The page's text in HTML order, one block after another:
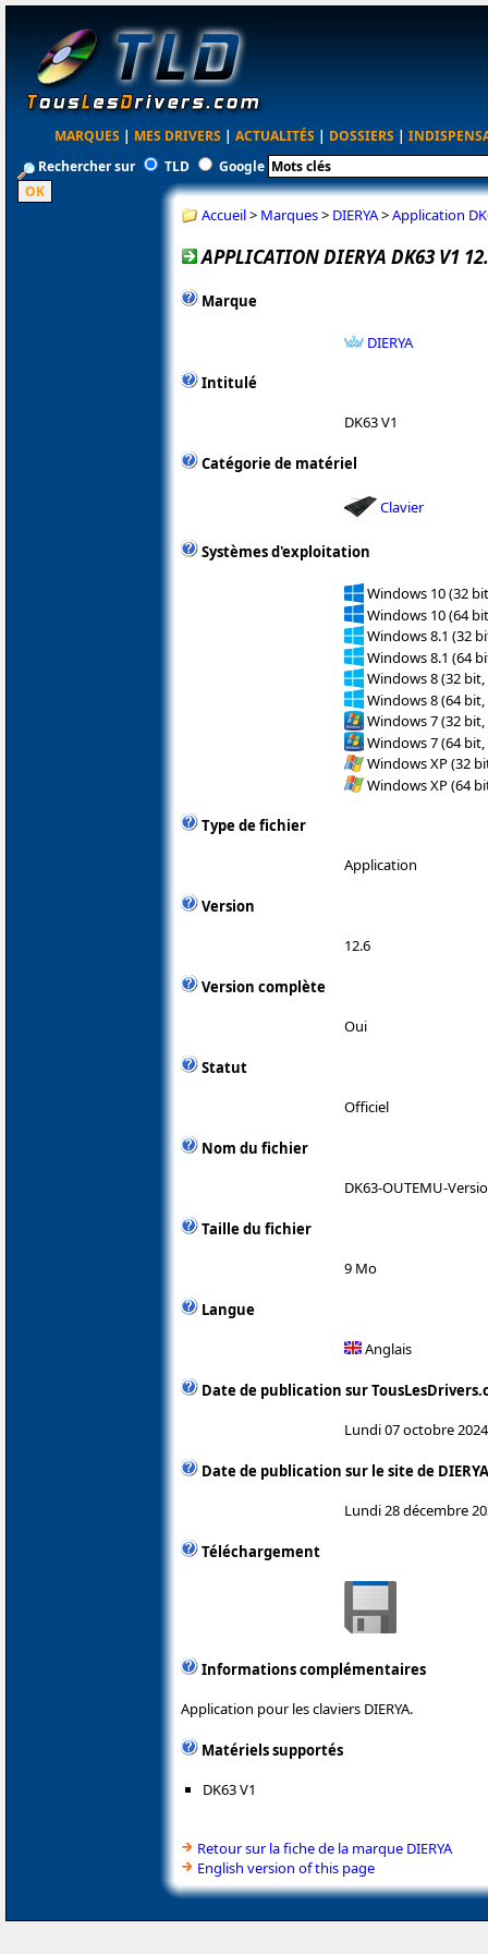
MARQUES | MES DRIVERS | ACTUALITÉS | DOSSIERS |
Rechercher sur
TLD Google
Accueil> Marques> DIERYA>Application
APPLICATION DIERYA DK63 V1
Marque
DIERYA
Intitulé
DK63 V1
Catégorie de matériel
Clavier
Systèmes d'exploitation
Windows 10 (32
Windows 10 (64
Windows 8.1 (32
Windows 8.1 (64
Windows 8 (32 bit,
Windows 8 (64 bit,
Windows 7 (32 bit,
Windows 7 (64 bit,
Windows XP (32
Windows XP (64
Type de fichier
Application
Version
12.6
Version complète
Oui
Statut
Officiel
Nom du fichier
DK63-OUTEMU-
Taille du fichier
9 Mo
Langue
Anglais
Date de publication sur
Lundi 07 octobre 2024
Date de publication sur le site de DIERYA
Lundi 28 décembre
Téléchargement
Informations complémentaires
Application pour les claviers DIERYA.
Matériels supportés
DK63 V1
Retour sur la fiche de la marque DIERYA
English version of this page